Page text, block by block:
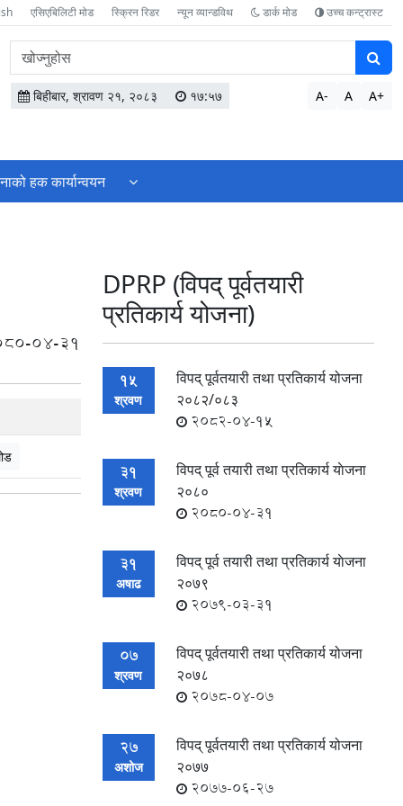
एसिएबिलिटी मोड स्क्रिन रिडर न्यून व्यान्डविथ डार्क मोड उच्च कन्ट्रास्ट
वेबसाइटमा
सामग्री
खोज्नुहोस
बिहीबार, श्रावण २१, २०८३ १७:५७ A- A A+
हक कार्यान्वयन
04-31
DPRP (विपद् पूर्वतयारी
प्रतिकार्य योजना)
15
श्रवण
विपद् पूर्वतयारी तथा प्रतिकार्य योजना
२०८२/०८३
2082-04-15
31
श्रवण
विपद् पूर्व तयारी तथा प्रतिकार्य याेजना
२०८०
2080-04-31
31
अषाढ
विपद् पूर्व तयारी तथा प्रतिकार्य याेजना
२०७९
2079-03-31
07
श्रवण
विपद् पूर्वतयारी तथा प्रतिकार्य योजना
२०७८
2078-04-07
27
अशोज
विपद् पूर्वतयारी तथा प्रतिकार्य योजना
२०७७
2077-06-27